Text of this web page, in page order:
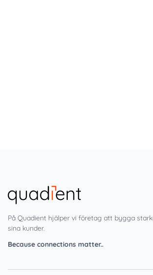
På Quadient hjälper vi företag att bygga
sina kunder.
Because connections matter..